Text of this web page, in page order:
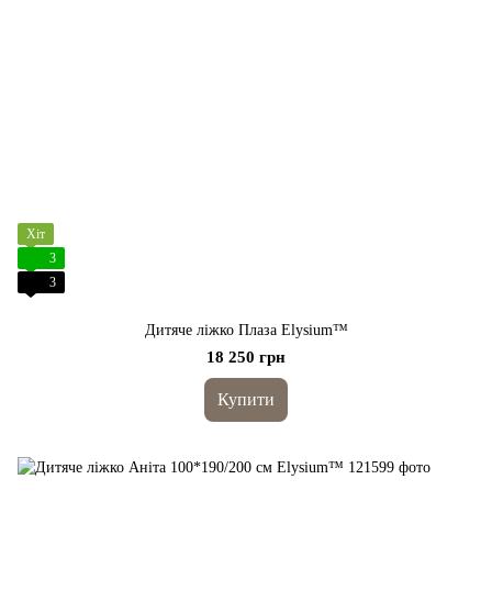
Хіт
3
3
Дитяче ліжко Плаза Elysium™
18 250 грн
Купити